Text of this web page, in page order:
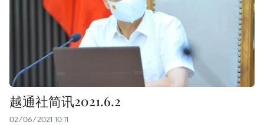
越通社简讯2021.6.2
02/06/2021 10:11